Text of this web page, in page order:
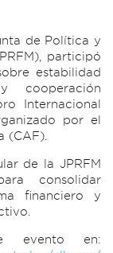
de Política y
participó
estabilidad
cooperación
Internacional
por el
(CAF).
de la JPRFM
consolidar
financiero y
evento en: